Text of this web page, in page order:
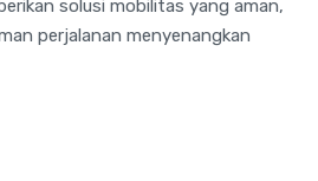
solusi mobilitas yang aman,
perjalanan menyenangkan